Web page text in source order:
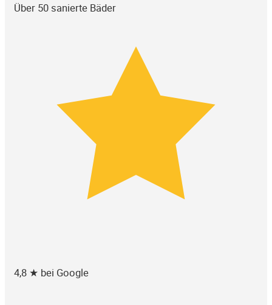
Über 50 sanierte Bäder
4,8 ★ bei Google